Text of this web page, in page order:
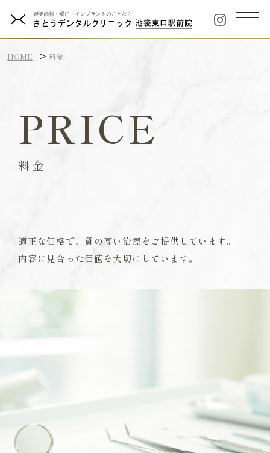
HOME 料金
PRICE
料金
適正な価格で、質の高い治療をご提供しています。
内容に見合った価値を大切にしています。